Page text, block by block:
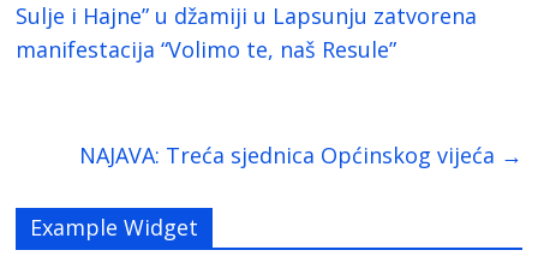
Sulje i Hajne” u džamiji u Lapsunju zatvorena
manifestacija “Volimo te, naš Resule”
NAJAVA: Treća sjednica Općinskog vijeća →
Example Widget